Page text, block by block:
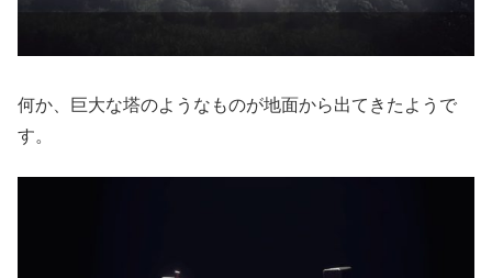
何か、巨大な塔のようなものが地面から出てきたようで
す。